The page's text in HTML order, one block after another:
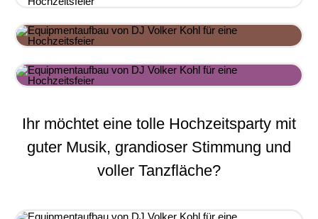
Ihr möchtet eine tolle Hochzeitsparty mit
guter Musik, grandioser Stimmung und
voller Tanzfläche?